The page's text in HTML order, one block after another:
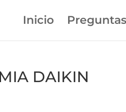
Inicio
DAIKIN